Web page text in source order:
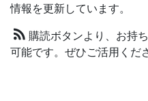
情報を更新しています。
購読ボタンより、お持
可能です。ぜひご活用くだ
4:00 AM
5:00 AM